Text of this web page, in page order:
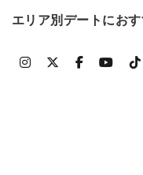
エリア別デートにお